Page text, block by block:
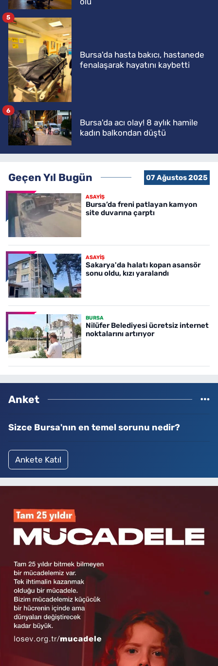
Bursa'da hasta bakıcı, hastanede
fenalaşarak hayatını kaybetti
5
Bursa'da acı olay! 8 aylık hamile
kadın balkondan düştü
6
Geçen Yıl Bugün 07 Ağustos 2025
ASAYİŞ
Bursa’da freni patlayan kamyon
site duvarına çarptı
ASAYİŞ
Sakarya'da halatı kopan asansör
sonu oldu, kızı yaralandı
BURSA
Nilüfer Belediyesi ücretsiz internet
noktalarını artırıyor
Anket
Sizce Bursa'nın en temel sorunu nedir?
Ankete Katıl